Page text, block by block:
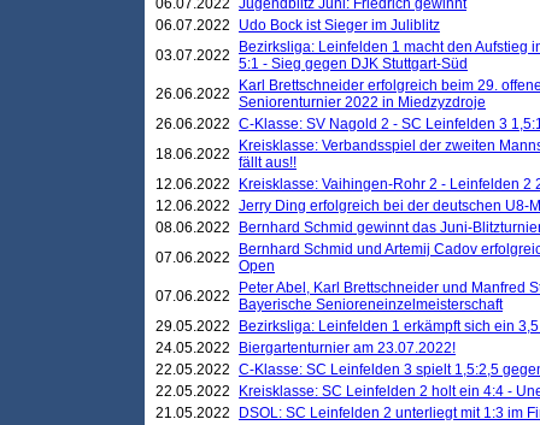
06.07.2022 Jugendblitz Juni: Friedrich gewinnt
06.07.2022
Udo Bock ist Sieger im Juliblitz
03.07.2022
Bezirksliga: Leinfelden 1 macht den Aufstieg
5:1 - Sieg gegen DJK Stuttgart-Süd
26.06.2022
Karl Brettschneider erfolgreich beim 29.
Seniorenturnier 2022 in Miedzyzdroje
26.06.2022 C-Klasse: SV Nagold 2 - SC Leinfelden 3
18.06.2022
Kreisklasse: Verbandsspiel der zweiten
fällt aus!!
12.06.2022
Kreisklasse: Vaihingen-Rohr 2 - Leinfelden 2
12.06.2022 Jerry Ding erfolgreich bei der deutschen U8-
08.06.2022
Bernhard Schmid gewinnt das Juni-
07.06.2022
Bernhard Schmid und Artemij Cadov
Open
07.06.2022
Peter Abel, Karl Brettschneider und Manfred
Bayerische Senioreneinzelmeisterschaft
29.05.2022
Bezirksliga: Leinfelden 1 erkämpft sich ein
24.05.2022
Biergartenturnier am 23.07.2022!
22.05.2022 C-Klasse: SC Leinfelden 3 spielt 1,5:2,5
22.05.2022
Kreisklasse: SC Leinfelden 2 holt ein 4:4 -
21.05.2022
DSOL: SC Leinfelden 2 unterliegt mit 1:3 im